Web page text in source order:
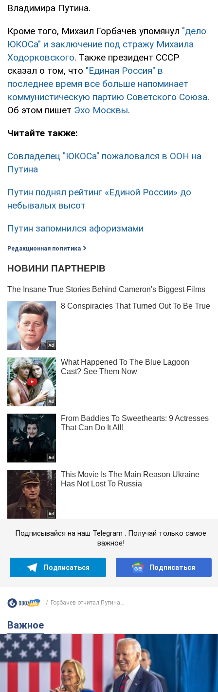
Владимира Путина.
Кроме того, Михаил Горбачев упомянул "дело
ЮКОСа" и заключение под стражу Михаила
Ходорковского. Также президент СССР
сказал о том, что "Единая Россия" в
последнее время все больше напоминает
коммунистическую партию Советского Союза.
Об этом пишет Эхо Москвы.
Читайте также:
Совладелец "ЮКОСа" пожаловался в ООН на
Путина
Путин поднял рейтинг «Единой России» до
небывалых высот
Путин запомнился афоризмами
Редакционная политика
Подписывайся на наш Telegram . Получай только самое
важное!
Подписаться Подписаться
Горбачев отчитал Путина...
Важное